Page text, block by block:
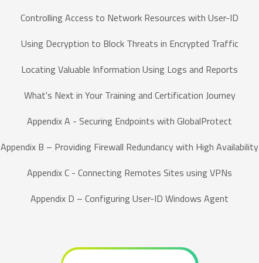
Controlling Access to Network Resources with User-ID
Using Decryption to Block Threats in Encrypted Traffic
Locating Valuable Information Using Logs and Reports
What's Next in Your Training and Certification Journey
Appendix A - Securing Endpoints with GlobalProtect
Appendix B – Providing Firewall Redundancy with High Availability
Appendix C - Connecting Remotes Sites using VPNs
Appendix D – Configuring User-ID Windows Agent